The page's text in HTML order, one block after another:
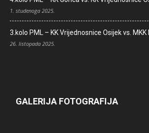
1. studenoga 2025.
3.kolo PML – KK Vrijednosnice Osijek vs.
26. listopada 2025.
GALERIJA FOTOGRAFIJA